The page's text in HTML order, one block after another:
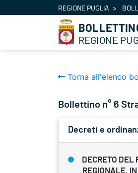
Salta al contenutoREGIONE PUGLIA
REGIONE
Torna all'elenco
Bollettino n° 6
Decreti e
DECRETO DEL
REGIONALE,